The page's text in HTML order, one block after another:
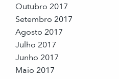
Outubro 2017
Setembro 2017
Agosto 2017
Julho 2017
Junho 2017
Maio 2017